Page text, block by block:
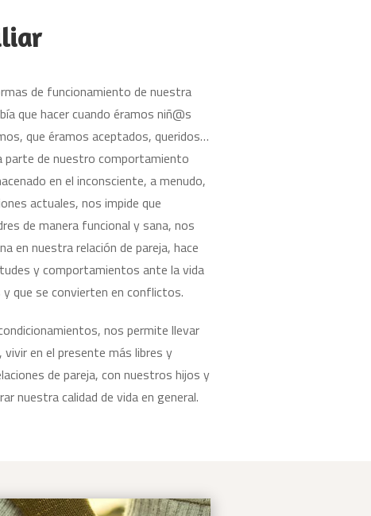
de funcionamiento de nuestra
que hacer cuando éramos niñ@s
que éramos aceptados, queridos…
parte de nuestro comportamiento
en el inconsciente, a menudo,
actuales, nos impide que
de manera funcional y sana, nos
en nuestra relación de pareja, hace
y comportamientos ante la vida
que se convierten en conflictos.
nos permite llevar
en el presente más libres y
de pareja, con nuestros hijos y
nuestra calidad de vida en general.